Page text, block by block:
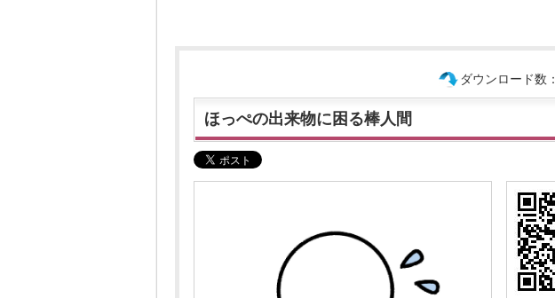
ダウンロード数：
ほっぺの出来物に困る棒人間